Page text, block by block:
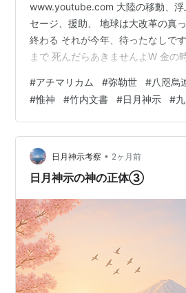
www.youtube.com 大陸の移動、浮
セージ、援助、 地球は大改革の真
終わる それが今年、待ったなしで
まで 死んだらあきませんよW 金の
先生、うちの議連の副会長ですね
済が変わるであろう、無くなるんち
片山先生が言っていた、「携帯を
な連絡がいつ入るかわかりません
放送、そこまで来ているから ネサ
#アチマリカム #弥勒世 #八咫烏
#惟神 #竹内文書 #日月神示 #
日月神示考察 • 2ヶ月前
日月神示の神の正体③